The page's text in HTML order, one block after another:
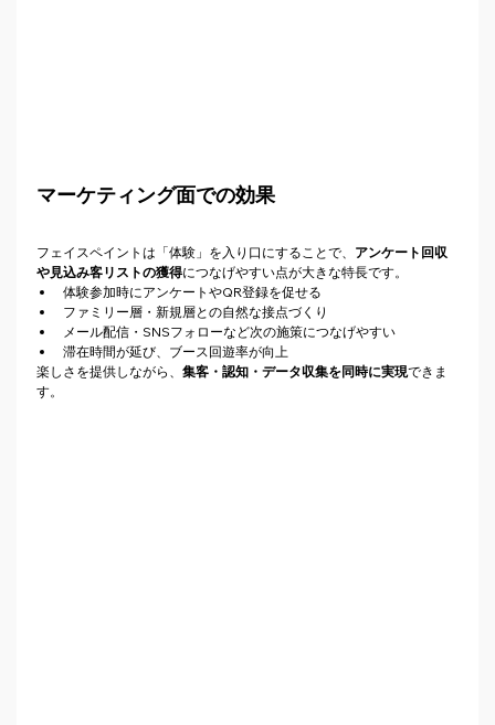
マーケティング面での効果
フェイスペイントは「体験」を入り口にすることで、 アンケート回収
や見込み客リストの獲得につなげやすい点が大きな特長です。
体験参加時にアンケートやQR登録を促せる
ファミリー層・新規層との自然な接点づくり
メール配信・SNSフォローなど次の施策につなげやすい
滞在時間が延び、ブース回遊率が向上
楽しさを提供しながら、 集客・認知・データ収集を同時に実現できま
す。